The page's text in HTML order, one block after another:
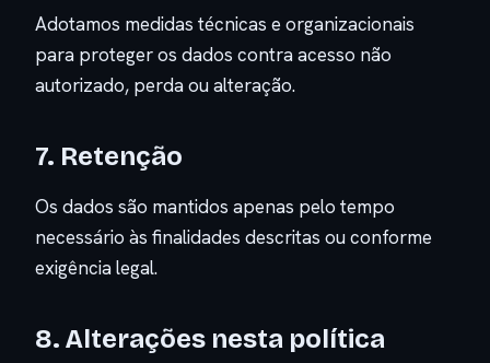
Adotamos medidas técnicas e organizacionais
para proteger os dados contra acesso não
autorizado, perda ou alteração.
7. Retenção
Os dados são mantidos apenas pelo tempo
necessário às finalidades descritas ou conforme
exigência legal.
8. Alterações nesta política